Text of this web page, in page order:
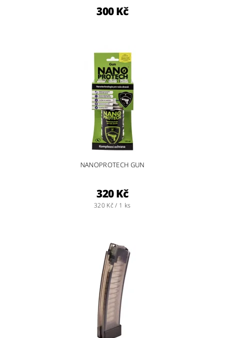
300 Kč
NANOPROTECH GUN
320 Kč
320 Kč / 1 ks